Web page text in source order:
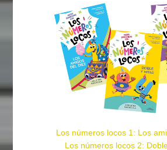
Los números locos 1: Los
Los números locos 2: